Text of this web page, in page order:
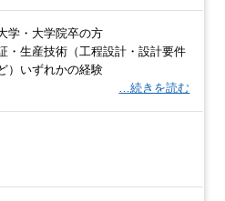
学・大学院卒の方
・生産技術（工程設計・設計要件
）いずれかの経験
…続きを読む